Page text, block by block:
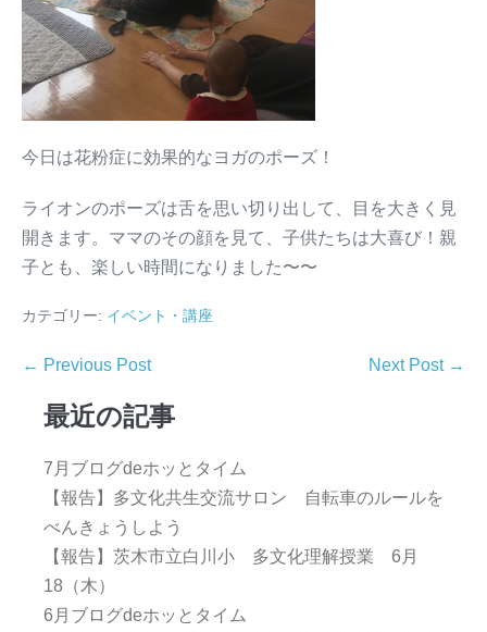
今日は花粉症に効果的なヨガのポーズ！
ライオンのポーズは舌を思い切り出して、目を大きく見
開きます。ママのその顔を見て、子供たちは大喜び！親
子とも、楽しい時間になりました〜〜
カテゴリー: イベント・講座
← Previous Post Next Post →
最近の記事
7月ブログdeホッとタイム
【報告】多文化共生交流サロン 自転車のルールを
べんきょうしよう
【報告】茨木市立白川小 多文化理解授業 6月
18（木）
6月ブログdeホッとタイム